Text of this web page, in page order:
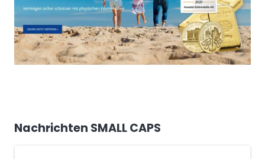
Nachrichten SMALL CAPS